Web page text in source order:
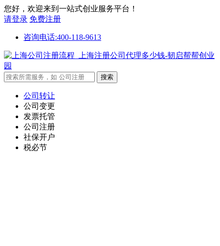
您好，欢迎来到一站式创业服务平台！
请登录 免费注册
咨询电话:400-118-9613
公司转让
公司变更
发票托管
公司注册
社保开户
税必节